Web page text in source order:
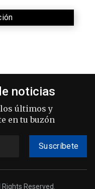
noticias
los últimos y
en tu buzón
Suscríbete
Reserved.